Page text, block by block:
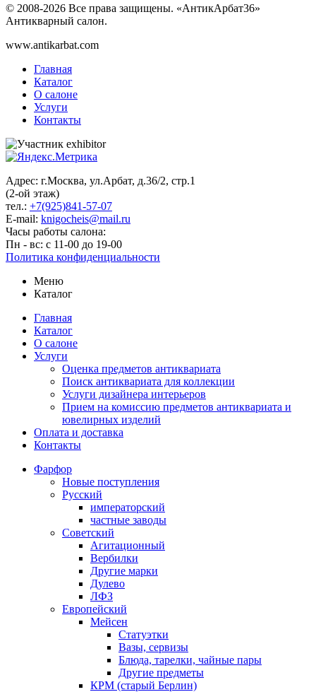
© 2008-2026 Все права защищены. «АнтикАрбат36»
Антикварный салон.
www.antikarbat.com
Главная
Каталог
О салоне
Услуги
Контакты
Адрес: г.Москва, ул.Арбат, д.36/2, стр.1
(2-ой этаж)
тел.: +7(925)841-57-07
E-mail: knigocheis@mail.ru
Часы работы салона:
Пн - вс: с 11-00 до 19-00
Политика конфиденциальности
Меню
Каталог
Главная
Каталог
О салоне
Услуги
Оценка предметов антиквариата
Поиск антиквариата для коллекции
Услуги дизайнера интерьеров
Прием на комиссию предметов антиквариата и
ювелирных изделий
Оплата и доставка
Контакты
Фарфор
Новые поступления
Русский
императорский
частные заводы
Советский
Агитационный
Вербилки
Другие марки
Дулево
ЛФЗ
Европейский
Мейсен
Статуэтки
Вазы, сервизы
Блюда, тарелки, чайные пары
Другие предметы
КРМ (старый Берлин)